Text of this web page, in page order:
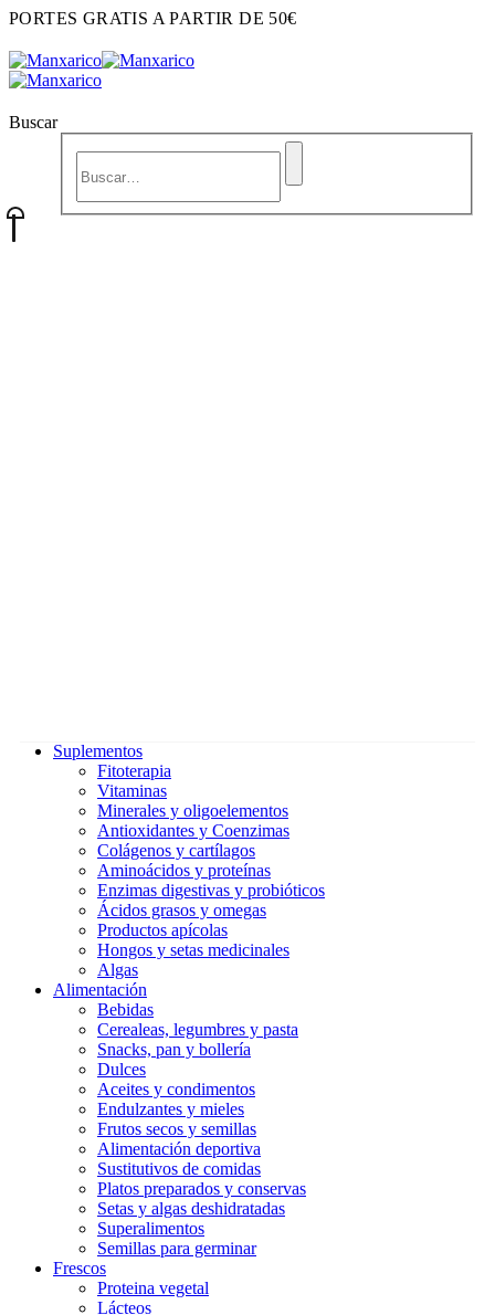
PORTES GRATIS A PARTIR DE 50€
Buscar
Suplementos
Fitoterapia
Vitaminas
Minerales y oligoelementos
Antioxidantes y Coenzimas
Colágenos y cartílagos
Aminoácidos y proteínas
Enzimas digestivas y probióticos
Ácidos grasos y omegas
Productos apícolas
Hongos y setas medicinales
Algas
Alimentación
Bebidas
Cerealeas, legumbres y pasta
Snacks, pan y bollería
Dulces
Aceites y condimentos
Endulzantes y mieles
Frutos secos y semillas
Alimentación deportiva
Sustitutivos de comidas
Platos preparados y conservas
Setas y algas deshidratadas
Superalimentos
Semillas para germinar
Frescos
Proteina vegetal
Lácteos